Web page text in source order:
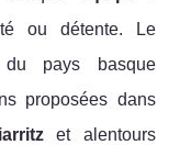
ou détente. Le
pays basque
proposées dans
et alentours